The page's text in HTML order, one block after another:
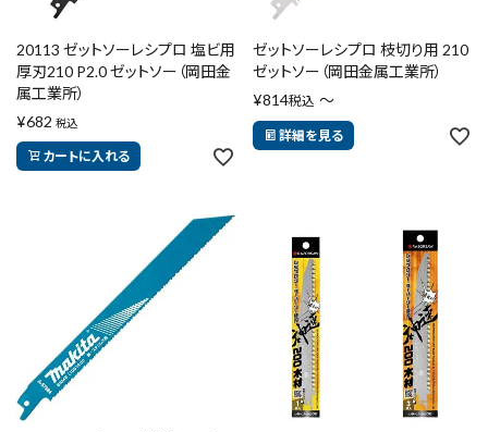
作業工具・大工道具
測定工具・筆記具
収納・腰袋・ワーク用品
現場安全・運搬
ガイドライン
20113 ゼットソーレシプロ 塩ビ用
厚刃210 P2.0 ゼットソー（岡田金
属工業所）
¥682 税込
カートに入れる
ゼットソーレシプロ 枝切り用 210
ゼットソー（岡田金属工業所）
¥814税込 〜
詳細を見る